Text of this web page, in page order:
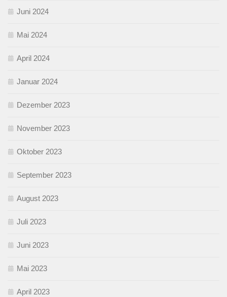
Juni 2024
Mai 2024
April 2024
Januar 2024
Dezember 2023
November 2023
Oktober 2023
September 2023
August 2023
Juli 2023
Juni 2023
Mai 2023
April 2023